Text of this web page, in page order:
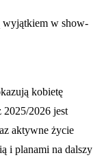
wyjątkiem w show-
kobietę
2026 jest
aktywne życie
i planami na dalszy